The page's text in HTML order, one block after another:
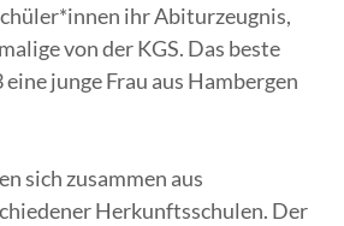
ihr Abiturzeugnis,
von der KGS. Das beste
junge Frau aus Hambergen
sich zusammen aus
Herkunftsschulen. Der